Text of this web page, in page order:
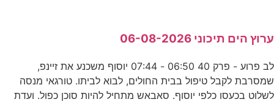
ערוץ הים תיכוני 06-08-2026
לב פרוע - פרק 40 06:50 - 07:44 יוסוף משכנע את זיינפ,
שמסרבת לקבל טיפול בבית החולים, לבוא לביתו. טורגאי מנסה
לשלוט בכעסו כלפי יוסוף. סאבאש מתחיל להיות סוכן כפול. ועדת